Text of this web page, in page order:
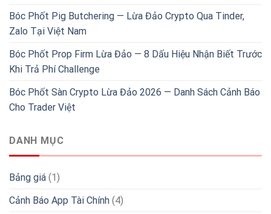
Bóc Phốt Pig Butchering — Lừa Đảo Crypto Qua Tinder,
Zalo Tại Việt Nam
Bóc Phốt Prop Firm Lừa Đảo — 8 Dấu Hiệu Nhận Biết Trước
Khi Trả Phí Challenge
Bóc Phốt Sàn Crypto Lừa Đảo 2026 — Danh Sách Cảnh Báo
Cho Trader Việt
DANH MỤC
Bảng giá (1)
Cảnh Báo App Tài Chính (4)